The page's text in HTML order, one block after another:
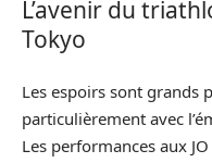
L’avenir du
Tokyo
Les espoirs sont grands
particulièrement avec
Les performances aux